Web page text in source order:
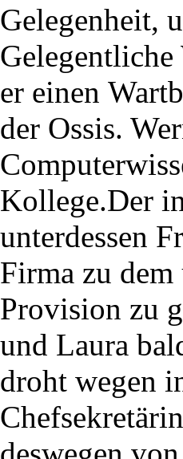
Gelegenheit,
Gelegentliche
er einen
der Ossis.
Kollege.Der
unterdessen
Firma zu dem
Provision zu
und Laura
droht wegen